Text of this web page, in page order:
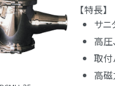
【特長】
サニ
高圧
取付
高磁